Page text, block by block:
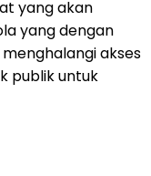
yang akan
yang dengan
akses
publik untuk